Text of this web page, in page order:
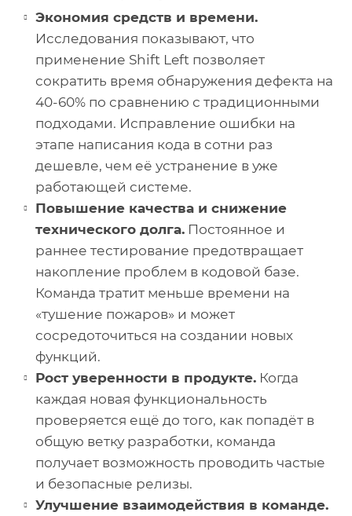
Экономия средств и времени.
Исследования показывают, что
применение Shift Left позволяет
сократить время обнаружения дефекта на
40-60% по сравнению с традиционными
подходами. Исправление ошибки на
этапе написания кода в сотни раз
дешевле, чем её устранение в уже
работающей системе.
Повышение качества и снижение
технического долга. Постоянное и
раннее тестирование предотвращает
накопление проблем в кодовой базе.
Команда тратит меньше времени на
«тушение пожаров» и может
сосредоточиться на создании новых
функций.
Рост уверенности в продукте. Когда
каждая новая функциональность
проверяется ещё до того, как попадёт в
общую ветку разработки, команда
получает возможность проводить частые
и безопасные релизы.
Улучшение взаимодействия в команде.